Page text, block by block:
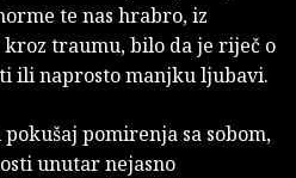
te nas hrabro, iz
traumu, bilo da je riječ o
ili naprosto manjku ljubavi.
pomirenja sa sobom,
unutar nejasno